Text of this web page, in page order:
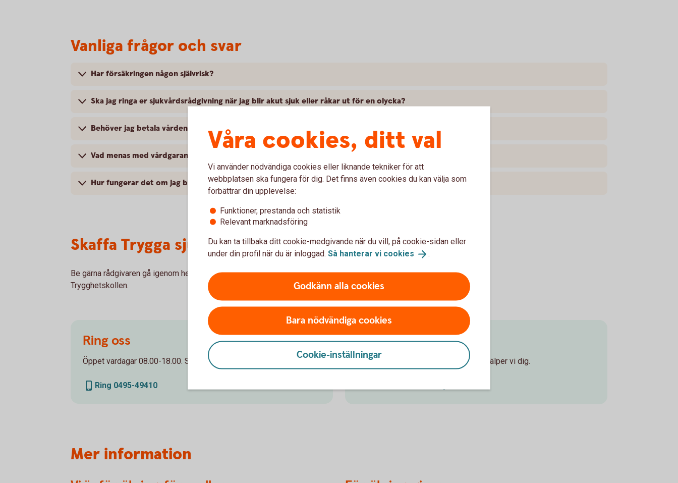
Vanliga frågor och svar
Har försäkringen någon självrisk?
Ska jag ringa er sjukvårdsrådgivning när jag blir akut sjuk eller råkar ut för en olycka?
Behöver jag betala vården själv och sedan begära ersättning från försäkringen?
Vad menas med vårdgaranti?
Hur fungerar det om jag behöver läkarvård när jag är utomlands?
Skaffa Trygga sjukvårdsförsäkring
Be gärna rådgivaren gå igenom hela ditt försäkringsbehov genom att göra
Trygghetskollen.
Ring oss
Öppet vardagar 08.00-18.00. Stängt helger och röda dagar.
Ring 0495-49410
Besök oss
Välkommen till ett av våra kontor så hjälper vi dig.
Mer information
Våra cookies, ditt val
Vi använder nödvändiga cookies eller liknande tekniker för att
webbplatsen ska fungera för dig. Det finns även cookies du kan välja som
förbättrar din upplevelse:
Funktioner, prestanda och statistik
Relevant marknadsföring
Du kan ta tillbaka ditt cookie-medgivande när du vill, på cookie-sidan eller
under din profil när du är inloggad. Så hanterar vi cookies .
Godkänn alla cookies
Bara nödvändiga cookies
Cookie-inställningar